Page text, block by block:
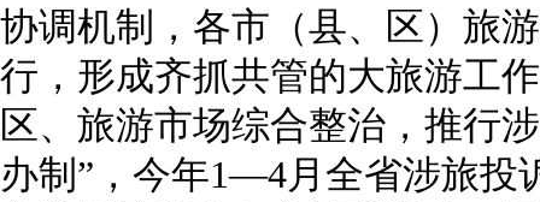
协调机制，各市（县、区）旅
行，形成齐抓共管的大旅游工
区、旅游市场综合整治，推行
办制”，今年1—4月全省涉旅投